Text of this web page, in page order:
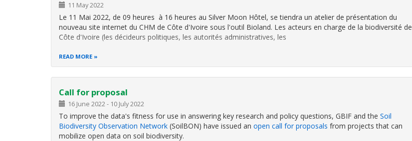
11 May 2022
Le 11 Mai 2022, de 09 heures à 16 heures au Silver Moon Hôtel, se tiendra un atelier de présentation du
nouveau site internet du CHM de Côte d'Ivoire sous l'outil Bioland. Les acteurs en charge de la biodiversité de
Côte d'Ivoire (les décideurs politiques, les autorités administratives, les
READ MORE
Call for proposal
16 June 2022- 10 July 2022
To improve the data's fitness for use in answering key research and policy questions, GBIF and the Soil
Biodiversity Observation Network (SoilBON) have issued an open call for proposals from projects that can
mobilize open data on soil biodiversity.